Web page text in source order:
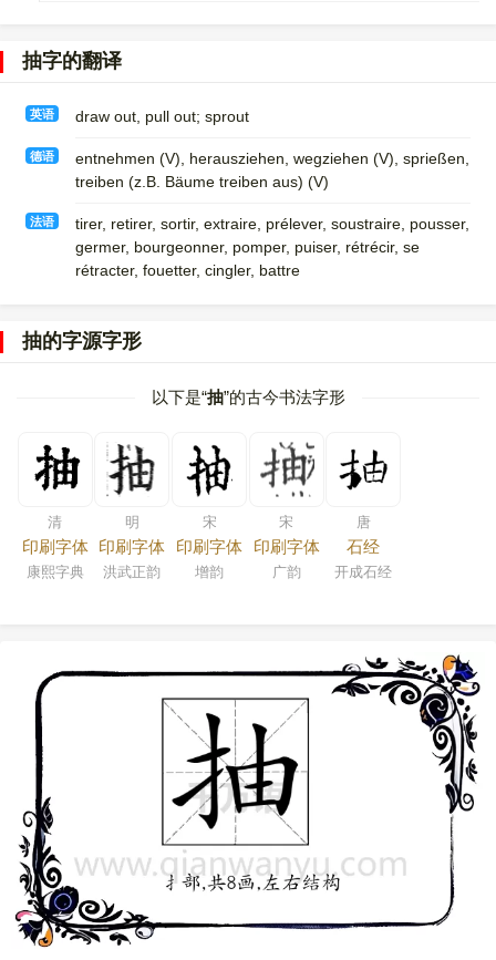
抽字的翻译
英语 draw out, pull out; sprout
德语
entnehmen (V)​, herausziehen, wegziehen (V)​, sprießen,
treiben (z.B. Bäume treiben aus)​ (V)
法语
tirer, retirer, sortir, extraire, prélever, soustraire, pousser,
germer, bourgeonner, pomper, puiser, rétrécir, se
rétracter, fouetter, cingler, battre
抽的字源字形
以下是“抽”的古今书法字形
清
印刷字体
康熙字典
明
印刷字体
洪武正韵
宋
印刷字体
增韵
宋
印刷字体
广韵
唐
石经
开成石经